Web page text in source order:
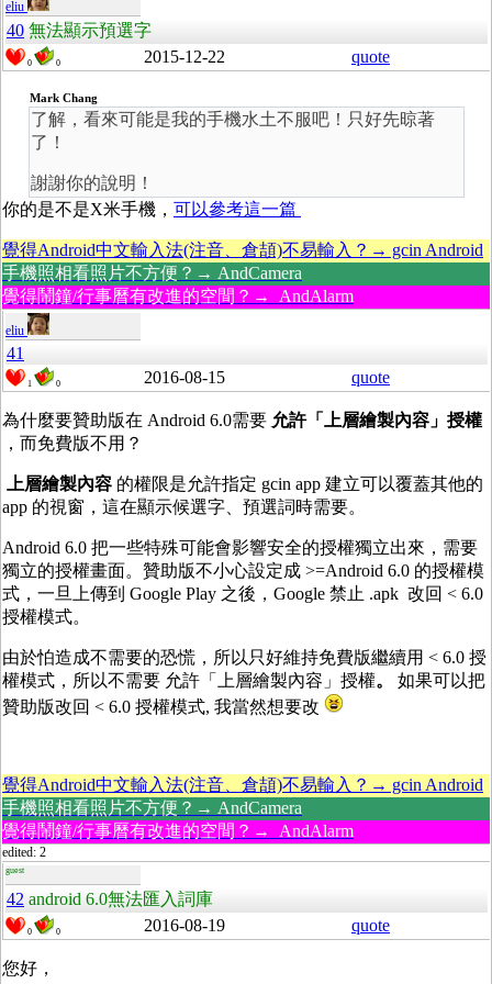
eliu
40 無法顯示預選字
0 0 2015-12-22 quote
Mark Chang
了解，看來可能是我的手機水土不服吧！只好先晾著
了！
謝謝你的說明！
你的是不是X米手機， 可以參考這一篇
覺得Android中文輸入法(注音、倉頡)不易輸入？→ gcin Android
手機照相看照片不方便？→ AndCamera
覺得鬧鐘/行事曆有改進的空間？→ AndAlarm
eliu
41
1 0 2016-08-15 quote
為什麼要贊助版在 Android 6.0需要 允許「上層繪製內容」授權
，而免費版不用？
上層繪製內容 的權限是允許指定 gcin app 建立可以覆蓋其他的
app 的視窗，這在顯示候選字、預選詞時需要。
Android 6.0 把一些特殊可能會影響安全的授權獨立出來，需要
獨立的授權畫面。贊助版不小心設定成 >=Android 6.0 的授權模
式，一旦上傳到 Google Play 之後，Google 禁止 .apk 改回 < 6.0
授權模式。
由於怕造成不需要的恐慌，所以只好維持免費版繼續用 < 6.0 授
權模式，所以不需要 允許「上層繪製內容」授權。 如果可以把
贊助版改回 < 6.0 授權模式, 我當然想要改
覺得Android中文輸入法(注音、倉頡)不易輸入？→ gcin Android
手機照相看照片不方便？→ AndCamera
覺得鬧鐘/行事曆有改進的空間？→ AndAlarm
edited: 2
guest
42 android 6.0無法匯入詞庫
0 0 2016-08-19 quote
您好，